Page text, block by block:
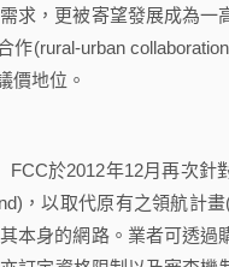
求，更被寄望發展成為一
(rural-urban
價地位。
於2012年12月再次針
，以取代原有之領航計
本身的網路。業者可透過